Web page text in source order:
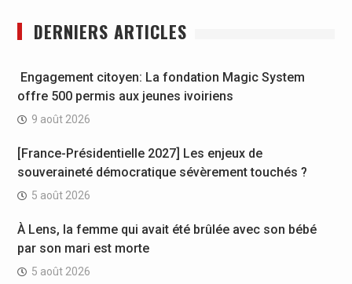
DERNIERS ARTICLES
Engagement citoyen: La fondation Magic System
offre 500 permis aux jeunes ivoiriens
9 août 2026
[France-Présidentielle 2027] Les enjeux de
souveraineté démocratique sévèrement touchés ?
5 août 2026
À Lens, la femme qui avait été brûlée avec son bébé
par son mari est morte
5 août 2026